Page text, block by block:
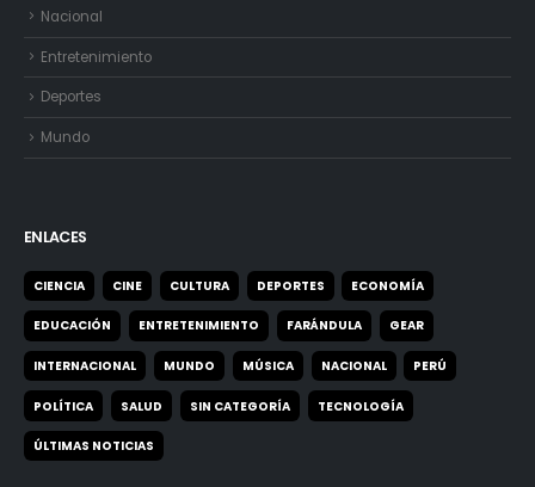
Nacional
Entretenimiento
Deportes
Mundo
ENLACES
CIENCIA CINE CULTURA DEPORTES ECONOMÍA
EDUCACIÓN ENTRETENIMIENTO FARÁNDULA GEAR
INTERNACIONAL MUNDO MÚSICA NACIONAL PERÚ
POLÍTICA SALUD SIN CATEGORÍA TECNOLOGÍA
ÚLTIMAS NOTICIAS